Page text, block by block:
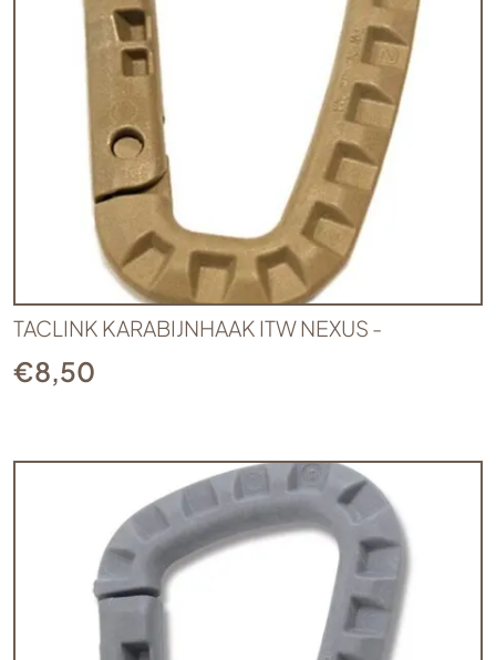
TACLINK KARABIJNHAAK ITW NEXUS -
€8,50